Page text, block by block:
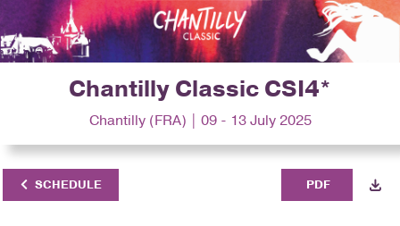
Chantilly Classic CSI4*
Chantilly (FRA) | 09 - 13 July 2025
SCHEDULE PDF